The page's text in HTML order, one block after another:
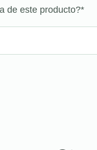
de este producto?*